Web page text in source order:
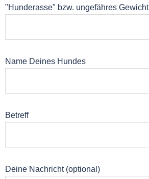
"Hunderasse" bzw. ungefähres Gewicht
Name Deines Hundes
Betreff
Deine Nachricht (optional)